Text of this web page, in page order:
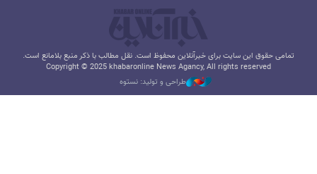
تمامی حقوق این سایت برای خبرآنلاین محفوظ است. نقل مطالب با ذکر منبع بلامانع است.
Copyright © 2025 khabaronline News Agancy, All rights reserved
طراحی و تولید: نستوه